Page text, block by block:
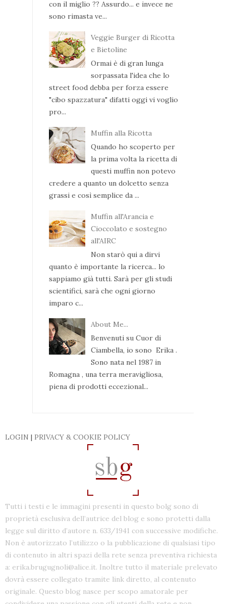
con il miglio ?? Assurdo... e invece ne
sono rimasta ve...
Veggie Burger di Ricotta
e Bietoline
Ormai è di gran lunga
sorpassata l'idea che lo
street food debba per forza essere
"cibo spazzatura" difatti oggi vi voglio
pro...
Muffin alla Ricotta
Quando ho scoperto per
la prima volta la ricetta di
questi muffin non potevo
credere a quanto un dolcetto senza
grassi e così semplice da ...
Muffin all'Arancia e
Cioccolato e sostegno
all'AIRC
Non starò qui a dirvi
quanto è importante la ricerca... lo
sappiamo già tutti. Sarà per gli studi
scientifici, sarà che ogni giorno
imparo c...
About Me...
Benvenuti su Cuor di
Ciambella, io sono Erika .
Sono nata nel 1987 in
Romagna , una terra meravigliosa,
piena di prodotti eccezional...
LOGIN | PRIVACY & COOKIE POLICY
Tutti i testi e le immagini presenti in questo bolg sono di
proprietà esclusiva dell’autrice del blog e sono protetti dalla
legge sul diritto d’autore n. 633/1941 con successive modifiche.
Non è autorizzato l’utilizzo o la pubblicazione di qualsiasi tipo
di contenuto in altri spazi della rete senza preventiva richiesta
a: erika.brugugnoli@alice.it. Inoltre tutto il materiale prelevato
dovrà essere collegato tramite link diretto, al contenuto
originale. Questo blog nasce per scopo amatorale per